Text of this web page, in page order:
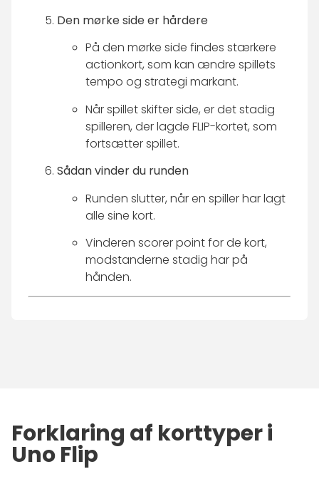
Den mørke side er hårdere
På den mørke side findes stærkere
actionkort, som kan ændre spillets
tempo og strategi markant.
Når spillet skifter side, er det stadig
spilleren, der lagde FLIP-kortet, som
fortsætter spillet.
Sådan vinder du runden
Runden slutter, når en spiller har lagt
alle sine kort.
Vinderen scorer point for de kort,
modstanderne stadig har på
hånden.
Forklaring af korttyper i
Uno Flip